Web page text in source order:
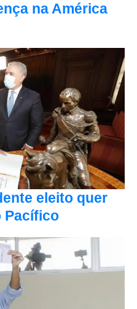
na América
eleito quer
Pacífico